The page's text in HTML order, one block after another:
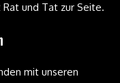
und Tat zur Seite.
mit unseren